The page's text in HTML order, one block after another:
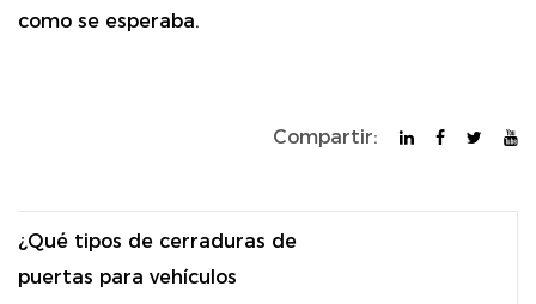
como se esperaba.
Compartir:
¿Qué tipos de cerraduras de
puertas para vehículos